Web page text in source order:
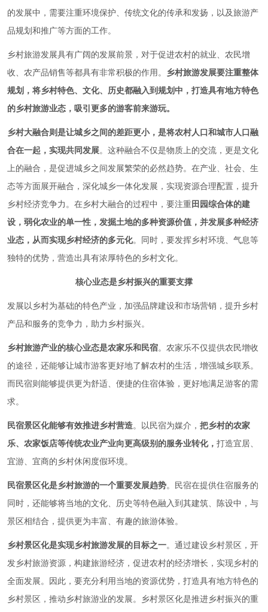
的发展中，需要注重环境保护、传统文化的传承和发扬，以及旅游产
品规划和推广等方面的工作。
乡村旅游发展具有广阔的发展前景，对于促进农村的就业、农民增
收、农产品销售等都具有非常积极的作用。
乡村旅游发展要注重整体
规划，将乡村特色、文化、历史都融入到规划中，打造具有地方特色
的乡村旅游业态，吸引更多的游客前来游玩。
乡村大融合则是让城乡之间的差距更小，是将农村人口和城市人口融
合在一起，实现共同发展。这种融合不仅是物质上的交流，更是文化
上的融合，是促进城乡之间发展繁荣的必然趋势。在产业、社会、生
态等方面展开融合，深化城乡一体化发展，实现资源合理配置，提升
乡村经济竞争力。在乡村大融合的过程中，要注重田园综合体的建
设，弱化农业的单一性，发掘土地的多种资源价值，并发展多种经济
业态，从而实现乡村经济的多元化。同时，要发挥乡村环境、气息等
独特的优势，营造出具有浓厚特色的乡村文化。
核心业态是乡村振兴的重要支撑
发展以乡村为基础的特色产业，加强品牌建设和市场营销，提升乡村
产品和服务的竞争力，助力乡村振兴。
乡村旅游产业的核心业态是农家乐和民宿。农家乐不仅提供农民增收
的途径，还能够让城市游客更好地了解农村的生活，增强城乡联系。
而民宿则能够提供更为舒适、便捷的住宿体验，更好地满足游客的需
求。
民宿景区化能够有效推进乡村营造。以民宿为媒介， 把乡村的农家
乐、农家饭店等传统农业产业向更高级别的服务业转化， 打造宜居、
宜游、宜商的乡村休闲度假环境。
民宿景区化是乡村旅游的一个重要发展趋势。民宿在提供住宿服务的
同时，还能够将当地的文化、历史等特色融入到其建筑、陈设中，与
景区相结合，提供更为丰富、有趣的旅游体验。
乡村景区化是实现乡村旅游发展的目标之一。通过建设乡村景区，开
发乡村旅游资源，构建旅游经济，促进农村的经济增长，实现乡村的
全面发展。因此，要充分利用当地的资源优势，打造具有地方特色的
乡村景区，推动乡村旅游业的发展。乡村景区化是推进乡村振兴的重